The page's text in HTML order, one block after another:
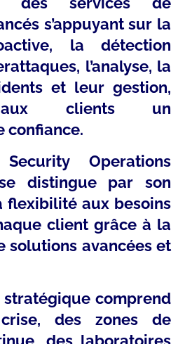
s’appuyant sur la
la détection
l’analyse, la
et leur gestion,
aux clients un
confiance.
Operations
distingue par son
flexibilité aux besoins
client grâce à la
solutions avancées et
comprend
des zones de